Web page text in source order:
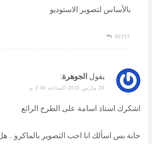
بالأساس لتصوير الاستوديو
REPLY
يقول الجوهرة:
28 مارس 2010 الساعة 3:49 م
اشكرك استاذ اسامة على الطرح الرائع
حابة بس اسألك انا احب التصوير بالماكرو ..